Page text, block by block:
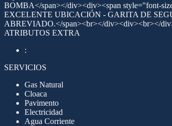
BOMBA</span></div><div><span style="font-
EXCELENTE UBICACIÓN - GARITA DE
ABREVIADO.</span><br></div><div><br></
ATRIBUTOS EXTRA
:
SERVICIOS
Gas Natural
Cloaca
Pavimento
Electricidad
Agua Corriente